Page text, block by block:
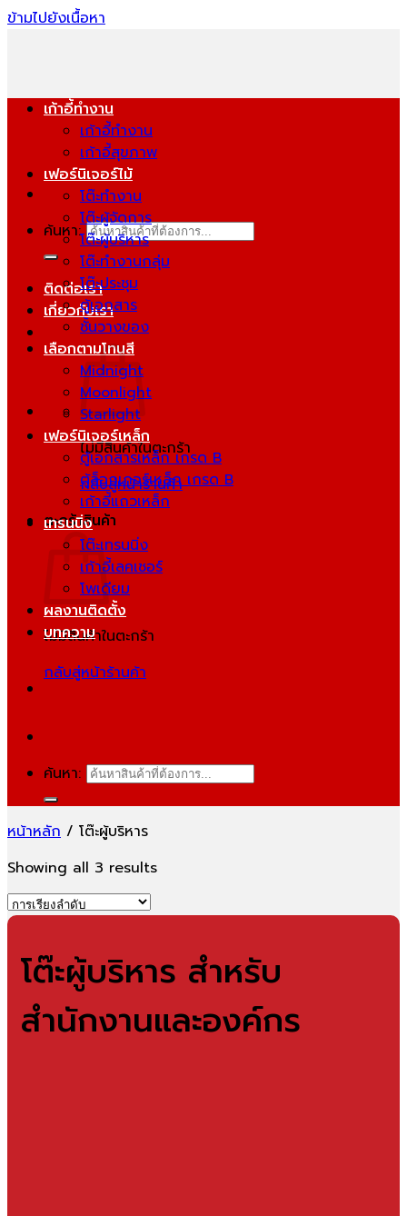
ข้ามไปยังเนื้อหา
ค้นหา:
ติดต่อเรา
เกี่ยวกับเรา
ไม่มีสินค้าในตะกร้า
กลับสู่หน้าร้านค้า
ตะกร้าสินค้า
ไม่มีสินค้าในตะกร้า
กลับสู่หน้าร้านค้า
เก้าอี้ทำงาน
เก้าอี้ทำงาน
เก้าอี้สุขภาพ
เฟอร์นิเจอร์ไม้
โต๊ะทำงาน
โต๊ะผู้จัดการ
โต๊ะผู้บริหาร
โต๊ะทำงานกลุ่ม
โต๊ะประชุม
ตู้เอกสาร
ชั้นวางของ
เลือกตามโทนสี
Midnight
Moonlight
Starlight
เฟอร์นิเจอร์เหล็ก
ตู้เอกสารเหล็ก เกรด B
ตู้ล็อกเกอร์เหล็ก เกรด B
เก้าอี้แถวเหล็ก
เทรนนิ่ง
โต๊ะเทรนนิ่ง
เก้าอี้เลคเชอร์
โพเดียม
ผลงานติดตั้ง
บทความ
ค้นหา:
หน้าหลัก / โต๊ะผู้บริหาร
Showing all 3 results
โต๊ะผู้บริหาร สำหรับ
สำนักงานและองค์กร